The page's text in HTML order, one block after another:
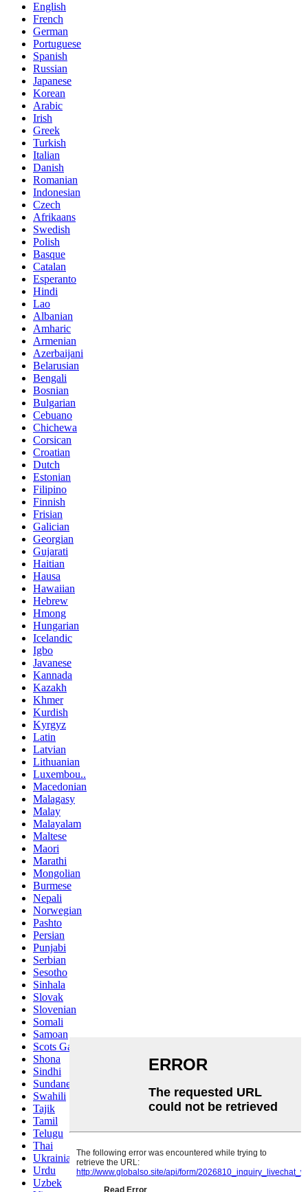
English
French
German
Portuguese
Spanish
Russian
Japanese
Korean
Arabic
Irish
Greek
Turkish
Italian
Danish
Romanian
Indonesian
Czech
Afrikaans
Swedish
Polish
Basque
Catalan
Esperanto
Hindi
Lao
Albanian
Amharic
Armenian
Azerbaijani
Belarusian
Bengali
Bosnian
Bulgarian
Cebuano
Chichewa
Corsican
Croatian
Dutch
Estonian
Filipino
Finnish
Frisian
Galician
Georgian
Gujarati
Haitian
Hausa
Hawaiian
Hebrew
Hmong
Hungarian
Icelandic
Igbo
Javanese
Kannada
Kazakh
Khmer
Kurdish
Kyrgyz
Latin
Latvian
Lithuanian
Luxembou..
Macedonian
Malagasy
Malay
Malayalam
Maltese
Maori
Marathi
Mongolian
Burmese
Nepali
Norwegian
Pashto
Persian
Punjabi
Serbian
Sesotho
Sinhala
Slovak
Slovenian
Somali
Samoan
Scots Gaelic
Shona
Sindhi
Sundanese
Swahili
Tajik
Tamil
Telugu
Thai
Ukrainian
Urdu
Uzbek